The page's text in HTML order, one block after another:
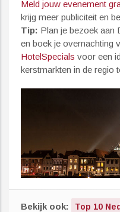
Meld jouw evenement
krijg meer publiciteit en
Tip: Plan je bezoek aan
en boek je overnachting
HotelSpecials voor een
kerstmarkten in de regio
Bekijk ook: Top 10